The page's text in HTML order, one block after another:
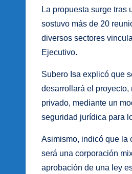
La propuesta surge tras
sostuvo más de 20
diversos sectores
Ejecutivo.
Subero Isa explicó que
desarrollará el
privado, mediante un
seguridad jurídica para
Asimismo, indicó que la
será una corporación
aprobación de una ley